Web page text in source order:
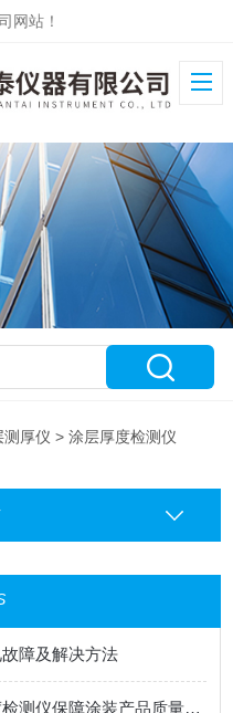
网站！
测厚仪 > 涂层厚度检测仪
障及解决方法
日常养护与定期检修涂层厚度检测仪保障涂装产品质量合规